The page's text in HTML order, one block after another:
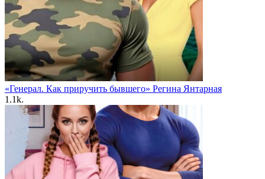
«Генерал. Как приручить бывшего» Регина Янтарная
1.1k.